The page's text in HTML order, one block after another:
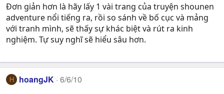
Đơn giản hơn là hãy lấy 1 vài trang của truyện shounen
adventure nổi tiếng ra, rồi so sánh về bố cục và mảng
với tranh mình, sẽ thấy sự khác biệt và rút ra kinh
nghiệm. Tự suy nghĩ sẽ hiểu sâu hơn.
H hoangJK 6/6/10